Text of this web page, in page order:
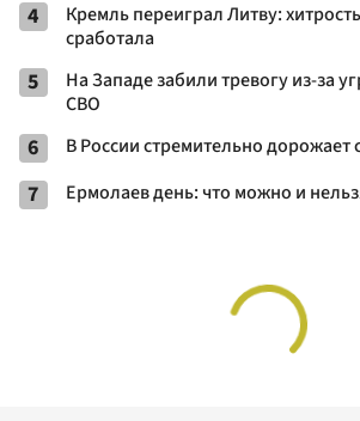
4
Кремль переиграл Литву:
сработала
5
На Западе забили тревогу из-за
СВО
6 В России стремительно дорожает
7 Ермолаев день: что можно и